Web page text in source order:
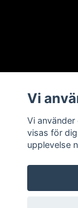
Vi
Vi
visas för
upplevelse